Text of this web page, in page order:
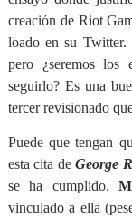
creación de Riot
loado en su Twitter.
pero ¿seremos los
seguirlo? Es una
tercer revisionado
Puede que tengan
esta cita deGeorge
se ha cumplido.
vinculado a ella